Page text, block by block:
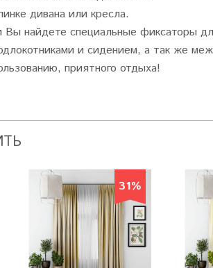
дивана или кресла.
Вы найдете специальные фиксаторы
и сидением, а так же
приятного отдыха!
31%